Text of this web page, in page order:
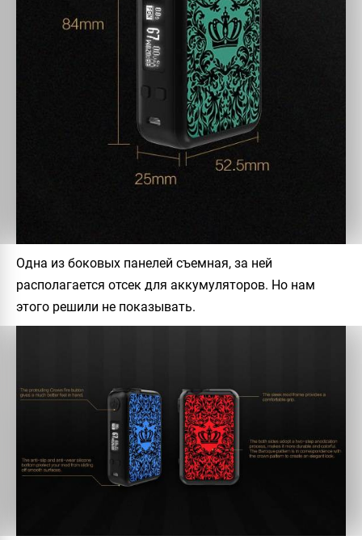
Одна из боковых панелей съемная, за ней
располагается отсек для аккумуляторов. Но нам
этого решили не показывать.